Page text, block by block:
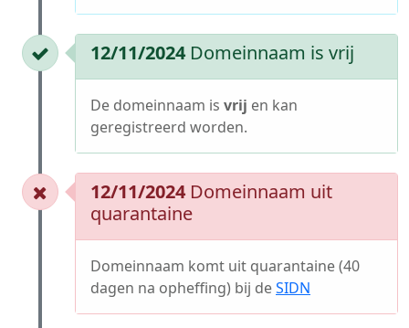
12/11/2024 Domeinnaam is vrij
De domeinnaam is vrij en kan
geregistreerd worden.
12/11/2024 Domeinnaam uit
quarantaine
Domeinnaam komt uit quarantaine (40
dagen na opheffing) bij deSIDN